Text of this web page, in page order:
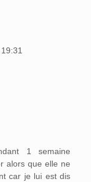
1 semaine
alors que elle ne
car je lui est dis